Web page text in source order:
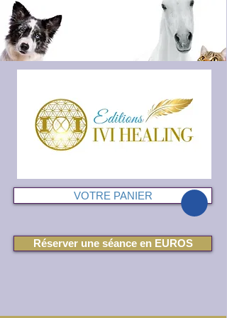
VOTRE PANIER
Réserver une séance en EUROS